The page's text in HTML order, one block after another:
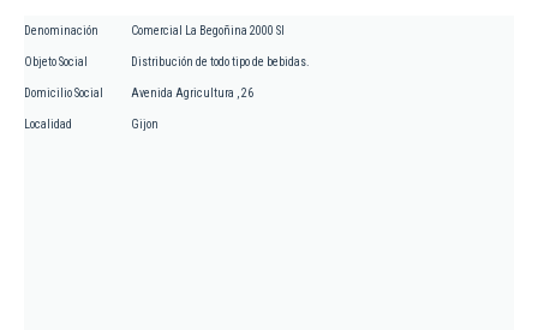
Denominación Comercial La Begoñina 2000 Sl
Objeto Social Distribución de todo tipo de bebidas.
Domicilio Social Avenida Agricultura , 26
Localidad Gijon